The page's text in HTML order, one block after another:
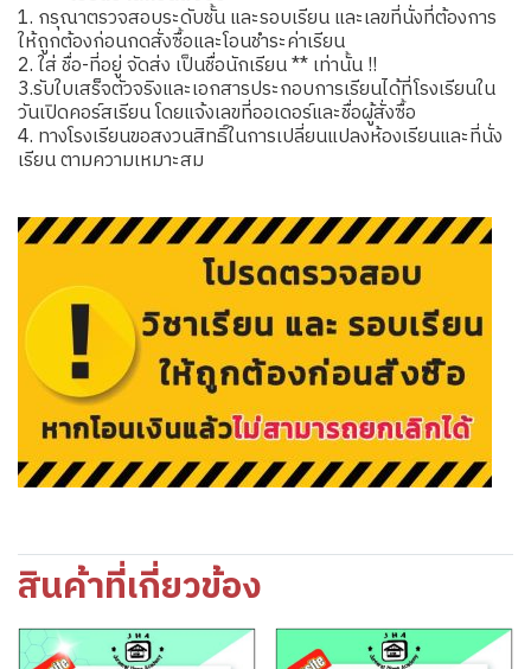
1. กรุณาตรวจสอบระดับชั้น และรอบเรียน และเลขที่นั่งที่ต้องการ
ให้ถูกต้องก่อนกดสั่งซื้อและโอนชำระค่าเรียน
2. ใส่ ชื่อ-ที่อยู่ จัดส่ง เป็นชื่อนักเรียน ** เท่านั้น !!
3.รับใบเสร็จตัวจริงและเอกสารประกอบการเรียนได้ที่โรงเรียนใน
วันเปิดคอร์สเรียน โดยแจ้งเลขที่ออเดอร์และชื่อผู้สั่งซื้อ
4. ทางโรงเรียนขอสงวนสิทธิ์ในการเปลี่ยนแปลงห้องเรียนและที่นั่ง
เรียน ตามความเหมาะสม
สินค้าที่เกี่ยวข้อง